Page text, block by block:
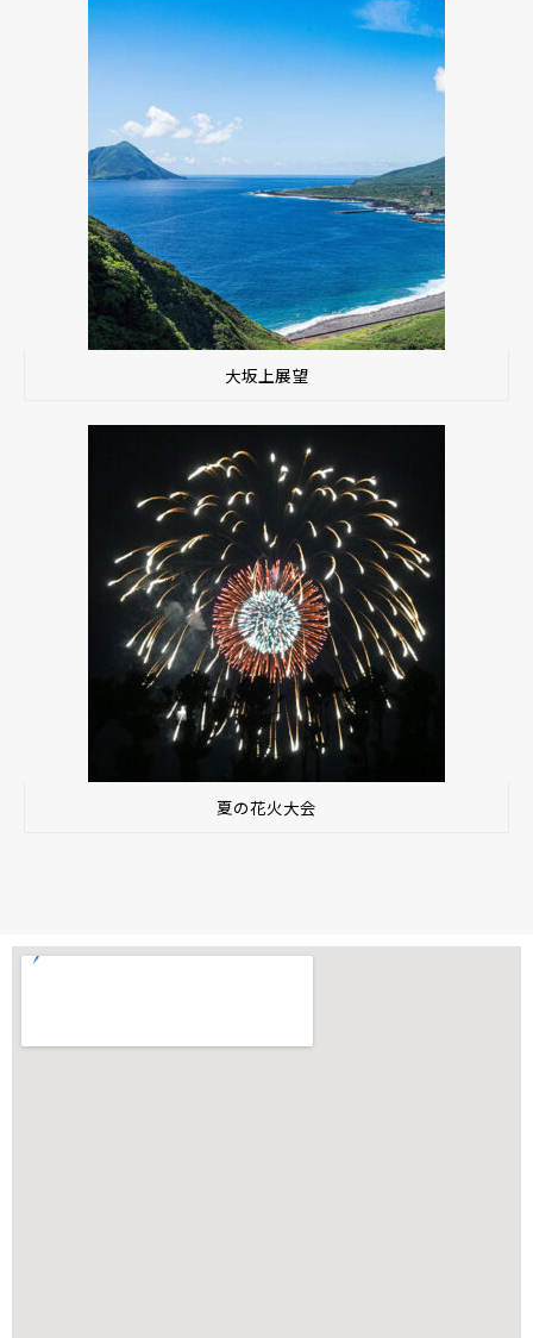
大坂上展望
夏の花火大会